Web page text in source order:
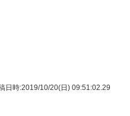
日時:2019/10/20(日) 09:51:02.29